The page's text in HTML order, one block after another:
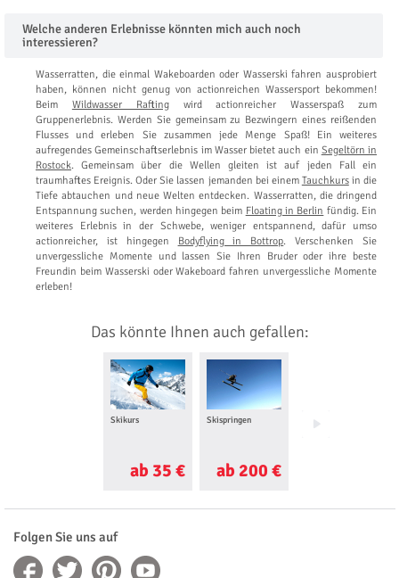
Welche anderen Erlebnisse könnten mich auch noch
interessieren?
Wasserratten, die einmal Wakeboarden oder Wasserski fahren ausprobiert
haben, können nicht genug von actionreichen Wassersport bekommen!
Beim Wildwasser Raftingwird actionreicher Wasserspaß zum
Gruppenerlebnis. Werden Sie gemeinsam zu Bezwingern eines reißenden
Flusses und erleben Sie zusammen jede Menge Spaß! Ein weiteres
aufregendes Gemeinschaftserlebnis im Wasser bietet auch ein Segeltörn in
Rostock. Gemeinsam über die Wellen gleiten ist auf jeden Fall ein
traumhaftes Ereignis. Oder Sie lassen jemanden bei einem Tauchkursin die
Tiefe abtauchen und neue Welten entdecken. Wasserratten, die dringend
Entspannung suchen, werden hingegen beim Floating in Berlin fündig. Ein
weiteres Erlebnis in der Schwebe, weniger entspannend, dafür umso
actionreicher, ist hingegen Bodyflying in Bottrop. Verschenken Sie
unvergessliche Momente und lassen Sie Ihren Bruder oder ihre beste
Freundin beim Wasserski oder Wakeboard fahren unvergessliche Momente
erleben!
Das könnte Ihnen auch gefallen:
Skikurs
ab 35 €
Skispringen
ab 200 €
Langlaufkurs
Folgen Sie uns auf